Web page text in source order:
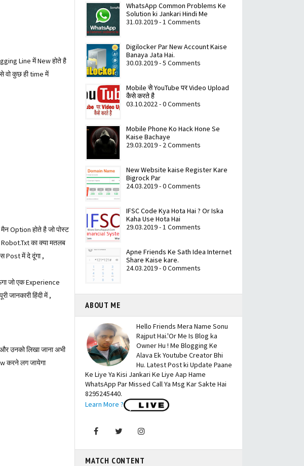
Line में New होते है
वो कुछ ही time में
Option होते है जो पोस्ट
का क्या मतलब
Post में दे दूंगा ,
जो एक Experience
जानकारी हिंदी में ,
उनको लिखा जाना अभी
करने लग जायेगा
WhatsApp Common Problems Ke
Solution ki Jankari Hindi Me
31.03.2019 - 1 Comments
Digilocker Par New Account Kaise
Banaya Jata Hai.
30.03.2019 - 5 Comments
Mobile से YouTube पर Video Upload
कैसे करते है
03.10.2022 - 0 Comments
Mobile Phone Ko Hack Hone Se
Kaise Bachaye
29.03.2019 - 2 Comments
New Website kaise Register Kare
Bigrock Par
24.03.2019 - 0 Comments
IFSC Code Kya Hota Hai ? Or Iska
Kaha Use Hota Hai
29.03.2019 - 1 Comments
Apne Friends Ke Sath Idea Internet
Share Kaise kare.
24.03.2019 - 0 Comments
ABOUT ME
Hello Friends Mera Name Sonu
Rajput Hai.'Or Me Is Blog ka
Owner Hu ! Me Blogging Ke
Alava Ek Youtube Creator Bhi
Hu. Latest Post ki Update Paane
Ke Liye Ya Kisi Jankari Ke Liye Aap Hame
WhatsApp Par Missed Call Ya Msg Kar Sakte Hai
8295245440.
Learn More ?
MATCH CONTENT